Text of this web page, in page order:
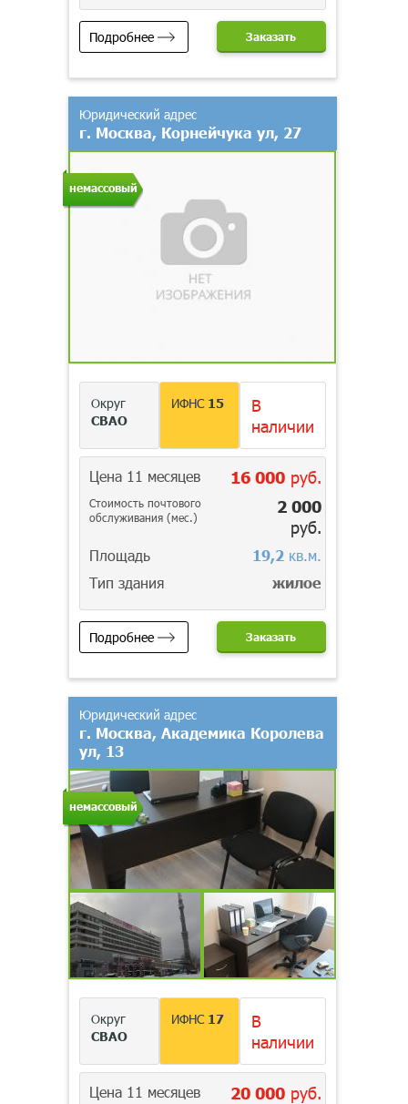
Подробнее Заказать
немассовый
Юридический адрес
г. Москва, Корнейчука ул, 27
Округ
СВАО
ИФНС 15
В
наличии
Цена 11 месяцев 16 000руб.
Стоимость почтового
обслуживания (мес.)
2 000
руб.
Площадь 19,2кв.м.
Тип здания
жилое
Подробнее Заказать
немассовый
Юридический адрес
г. Москва, Академика Королева
ул, 13
Округ
СВАО
ИФНС 17
В
наличии
Цена 11 месяцев 20 000руб.